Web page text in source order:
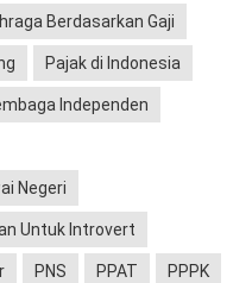
Berdasarkan Gaji
Pajak di Indonesia
Independen
Negeri
Untuk Introvert
PNS PPAT PPPK